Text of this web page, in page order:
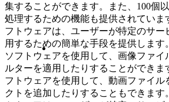
集することができます。また、100個
処理するための機能も提供されていま
フトウェアは、ユーザーが特定のサー
用するための簡単な手段を提供しま
ソフトウェアを使用して、画像ファイ
ルターを適用したりすることができま
フトウェアを使用して、動画ファイル
クトを追加したりすることもできます